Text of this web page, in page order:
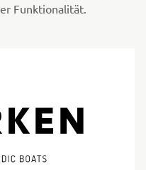
Funktionalität.